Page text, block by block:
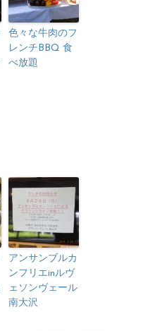
色々な牛肉のフ
レンチBBQ 食
べ放題
アンサンブルカ
ンフリエinルヴ
ェソンヴェール
南大沢